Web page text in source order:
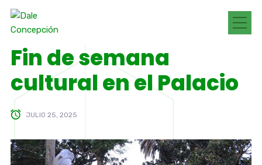
Fin de semana
cultural en el Palacio
JULIO 25, 2025